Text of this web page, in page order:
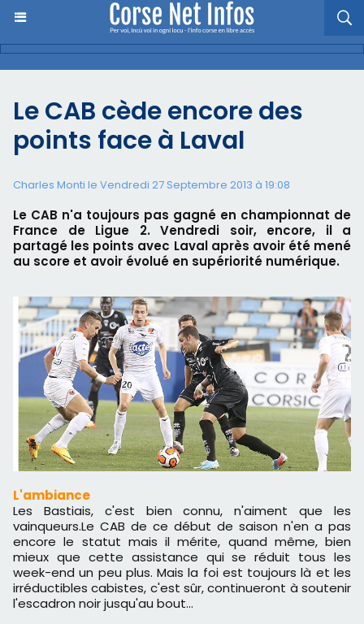
Le CAB cède encore des
points face à Laval
Charles Monti le Vendredi 27 Septembre 2013 à 19:08
Le CAB n'a toujours pas gagné en championnat de
France de Ligue 2. Vendredi soir, encore, il a
partagé les points avec Laval après avoir été mené
au score et avoir évolué en supériorité numérique.
L'ambiance
Les Bastiais, c'est bien connu, n'aiment que les
vainqueurs.Le CAB de ce début de saison n'en a pas
encore le statut mais il mérite, quand même, bien
mieux que cette assistance qui se réduit tous les
week-end un peu plus. Mais la foi est toujours là et les
irréductibles cabistes, c'est sûr, continueront à soutenir
l'escadron noir jusqu'au bout...